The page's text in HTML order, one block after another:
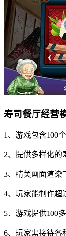
寿司餐厅经营
1、游戏包含100
2、提供多样化的
3、精美画面渲染
4、玩家能制作超
5、游戏提供100
6、玩家需接待各